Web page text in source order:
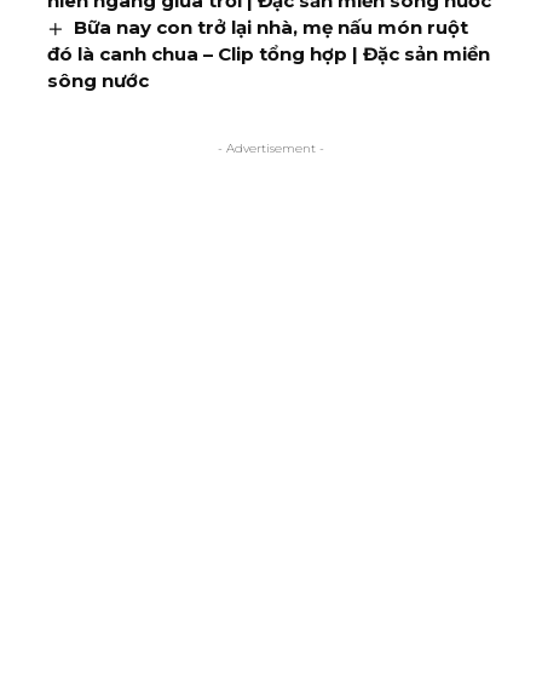
Bữa nay con trở lại nhà, mẹ nấu món ruột
đó là canh chua – Clip tổng hợp | Đặc sản miền
sông nước
- Advertisement -